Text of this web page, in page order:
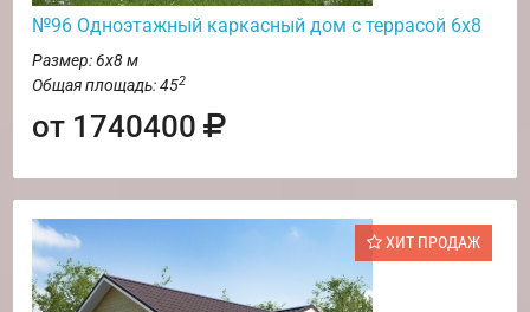
№96 Одноэтажный каркасный дом с террасой 6х8
Размер: 6х8 м
Общая площадь: 452
от 1740400
ХИТ ПРОДАЖ